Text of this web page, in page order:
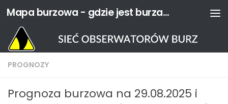
Przejdź do treści Mapa burzowa - gdzie jest burza? | Sieć Obserwatorów Burz
PROGNOZY
Prognoza burzowa na 29.08.2025 i